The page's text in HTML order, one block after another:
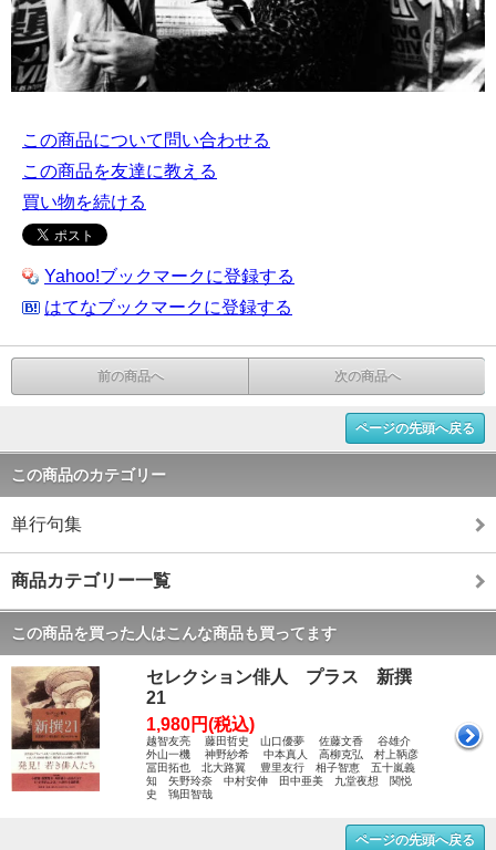
この商品について問い合わせる
この商品を友達に教える
買い物を続ける
Yahoo!ブックマークに登録する
はてなブックマークに登録する
前の商品へ 次の商品へ
ページの先頭へ戻る
この商品のカテゴリー
単行句集
商品カテゴリー一覧
この商品を買った人はこんな商品も買ってます
セレクション俳人 プラス 新撰
21
1,980円(税込)
越智友亮 藤田哲史 山口優夢 佐藤文香 谷雄介
外山一機 神野紗希 中本真人 高柳克弘 村上鞆彦
冨田拓也 北大路翼 豊里友行 相子智恵 五十嵐義
知 矢野玲奈 中村安伸 田中亜美 九堂夜想 関悦
史 鴇田智哉
ページの先頭へ戻る